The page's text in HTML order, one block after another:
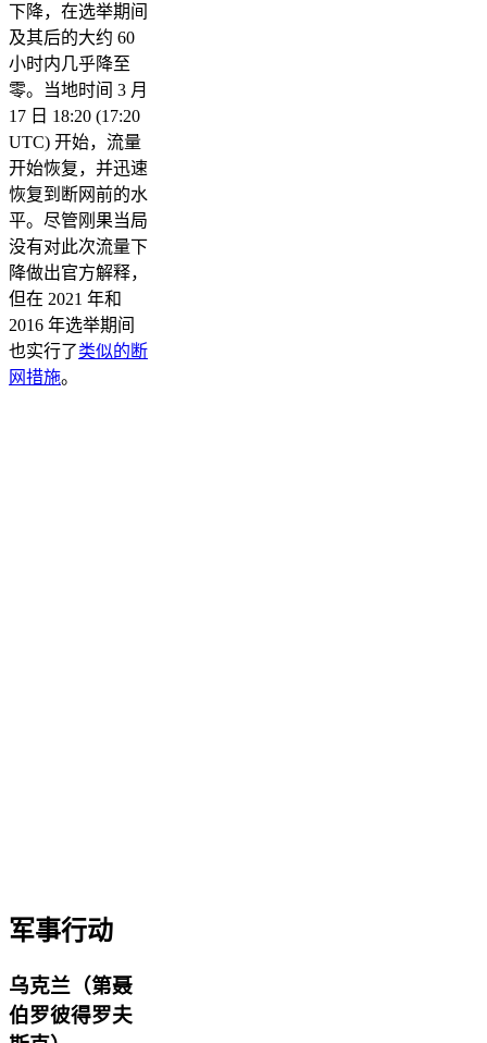
下降，在选举期间
及其后的大约 60
小时内几乎降至
零。当地时间 3 月
17 日 18:20 (17:20
UTC) 开始，流量
开始恢复，并迅速
恢复到断网前的水
平。尽管刚果当局
没有对此次流量下
降做出官方解释，
但在 2021 年和
2016 年选举期间
也实行了类似的断
网措施。
军事行动
乌克兰（第聂
伯罗彼得罗夫